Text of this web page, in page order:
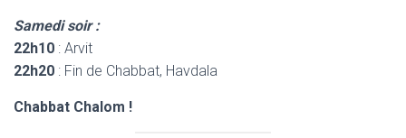
Samedi soir :
22h10 : Arvit
22h20 : Fin de Chabbat, Havdala
Chabbat Chalom !